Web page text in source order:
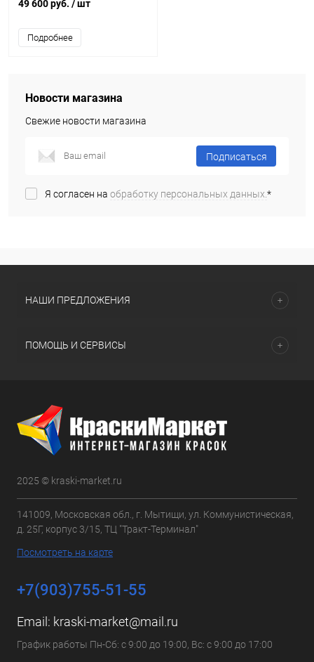
49 600 руб. / шт
Подробнее
Новости магазина
Свежие новости магазина
Подписаться
Я согласен на обработку персональных данных.*
НАШИ ПРЕДЛОЖЕНИЯ
ПОМОЩЬ И СЕРВИСЫ
2025 © kraski-market.ru
141009, Московская обл., г. Мытищи, ул. Коммунистическая,
д. 25Г, корпус 3/15, ТЦ "Тракт-Терминал"
Посмотреть на карте
+7(903)755-51-55
Email: kraski-market@mail.ru
График работы Пн-Сб: с 9:00 до 19:00, Вс: с 9:00 до 17:00